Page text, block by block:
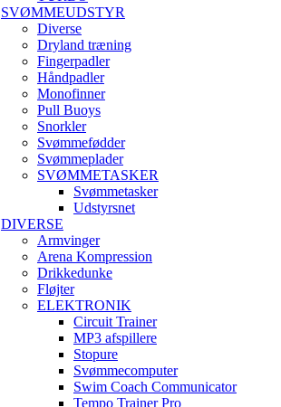
SVØMMEUDSTYR
Diverse
Dryland træning
Fingerpadler
Håndpadler
Monofinner
Pull Buoys
Snorkler
Svømmefødder
Svømmeplader
SVØMMETASKER
Svømmetasker
Udstyrsnet
DIVERSE
Armvinger
Arena Kompression
Drikkedunke
Fløjter
ELEKTRONIK
Circuit Trainer
MP3 afspillere
Stopure
Svømmecomputer
Swim Coach Communicator
Tempo Trainer Pro